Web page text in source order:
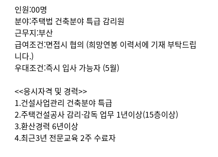
인원:00명
분야:주택법 건축분야 특급 감리원
근무지:부산
급여조건:면접시 협의 (희망연봉 이력서에 기재 부탁드립
니다.)
우대조건:즉시 입사 가능자 (5월)
<<응시자격 및 경력>>
1.건설사업관리 건축분야 특급
2.주택건설공사 감리·감독 업무 1년이상(15층이상)
3.환산경력 6년이상
4.최근3년 전문교육 2주 수료자